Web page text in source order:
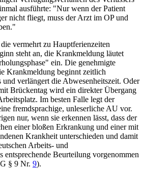
ausführte: "Nur wenn der Patient
nicht fliegt, muss der Arzt im OP und
vermehrt zu Hauptferienzeiten
steht an, die Krankmeldung läutet
ein. Die genehmigte
Krankmeldung beginnt zeitlich
und verlängert die Abwesenheitszeit. Oder
Brückentag wird ein direkter Übergang
Im besten Falle legt der
fremdsprachige, unleserliche AU vor.
nur, wenn sie erkennen lässt, dass der
einer bloßen Erkrankung und einer mit
Krankheit unterschieden und damit
Arbeits- und
entsprechende Beurteilung vorgenommen
§ 9 Nr. 9).